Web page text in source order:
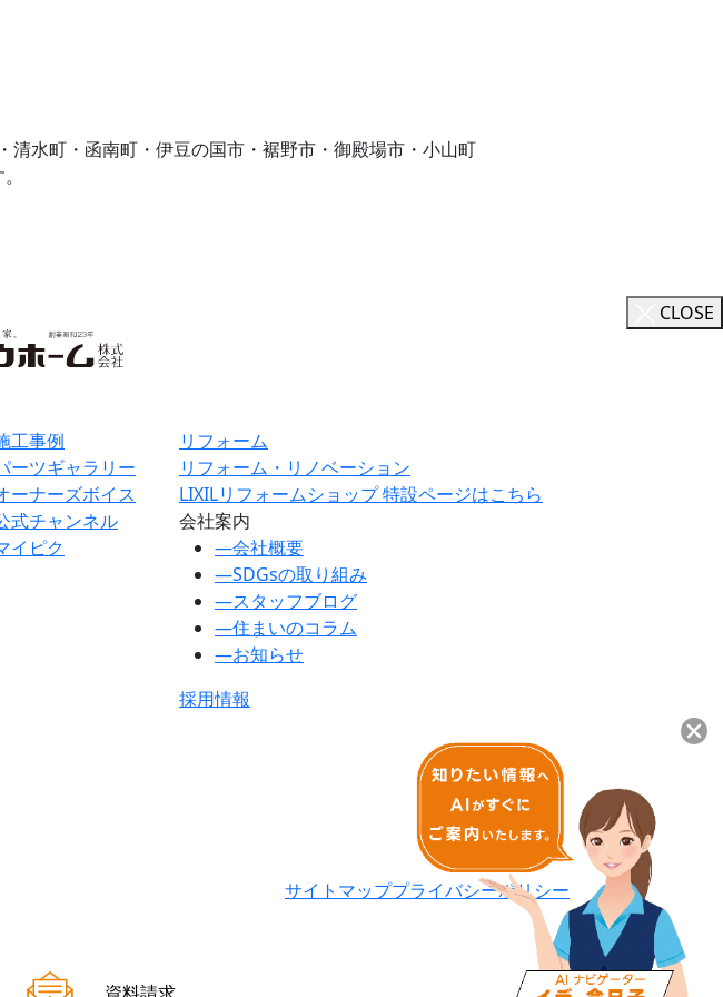
水町・函南町・伊豆の国市・裾野市・御殿場市・小山町
CLOSE
工事例
ーツギャラリー
ーナーズボイス
式チャンネル
イピク
リフォーム
リフォーム・リノベーション
LIXILリフォームショップ 特設ページはこちら
会社案内
―会社概要
―SDGsの取り組み
―スタッフブログ
―住まいのコラム
―お知らせ
採用情報
サイトマッププライバシーポリシー